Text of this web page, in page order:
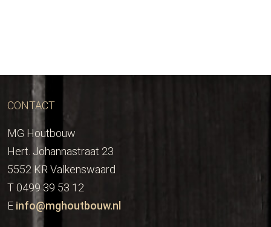
CONTACT
MG Houtbouw
Hert. Johannastraat 23
5552 KR Valkenswaard
T 0499 39 53 12
E info@mghoutbouw.nl